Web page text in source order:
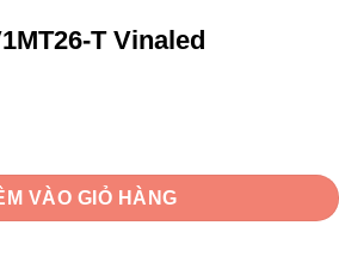
T Vinaled
Vinaled số lượng
VÀO GIỎ HÀNG